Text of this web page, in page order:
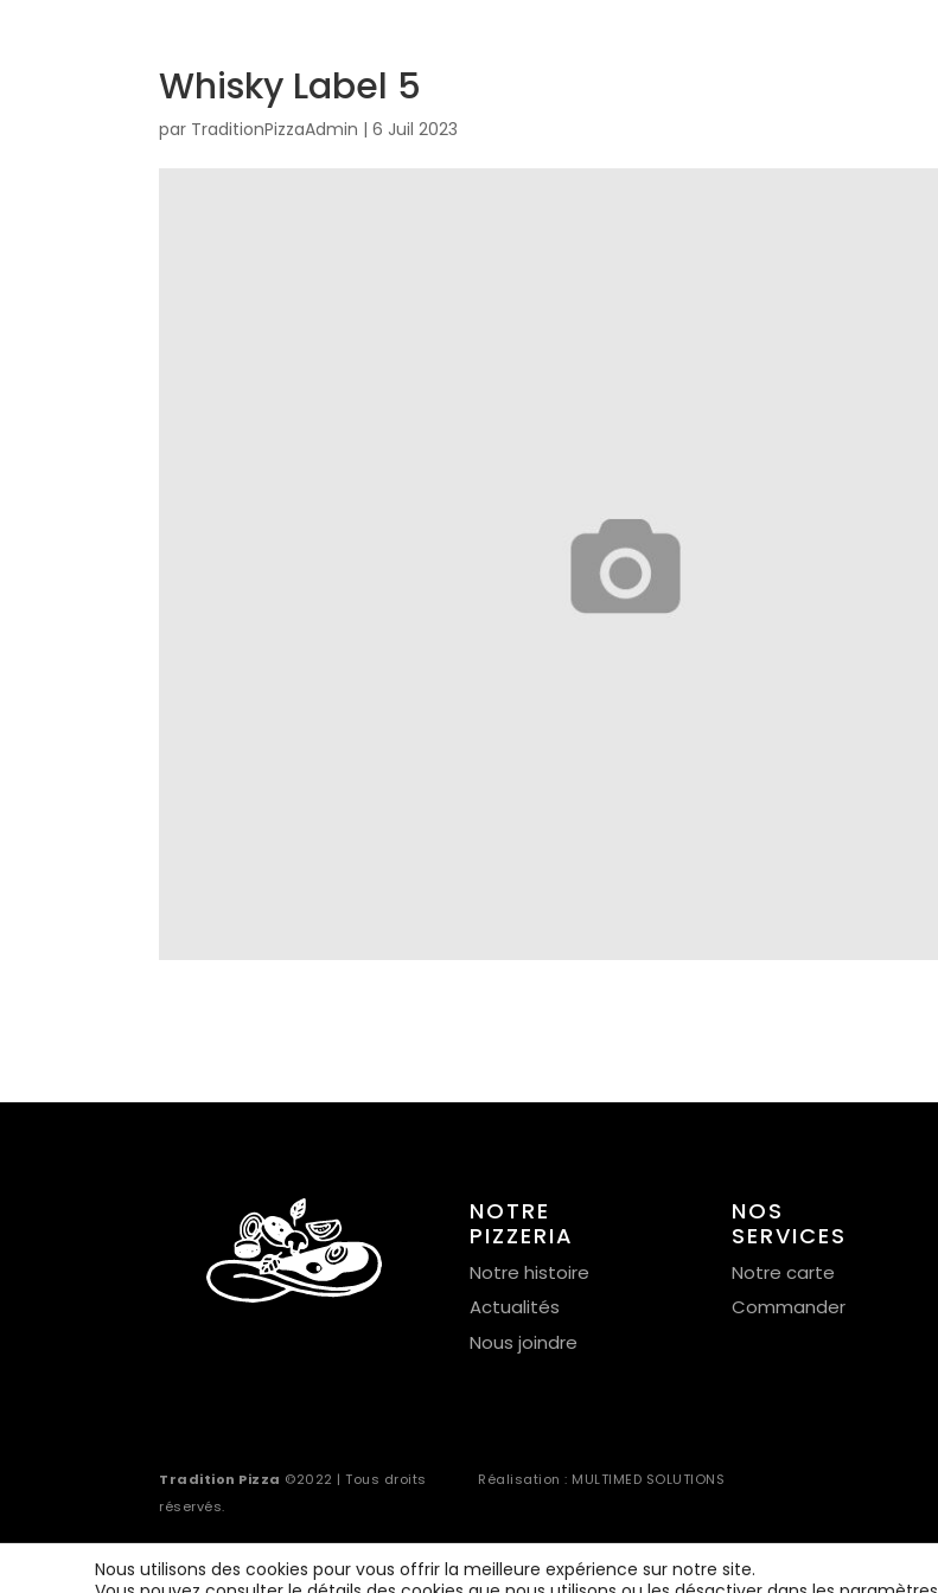
Whisky Label 5
par TraditionPizzaAdmin |6 Juil 2023
NOTRE
PIZZERIA
Notre histoire
Actualités
Nous joindre
NOS
SERVICES
Notre carte
Commander
Tradition Pizza ©2022 | Tous droits
réservés.
Réalisation : MULTIMED SOLUTIONS
Nous utilisons des cookies pour vous offrir la meilleure expérience sur notre site.